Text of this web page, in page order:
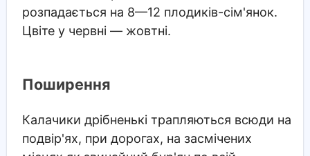
розпадається на 8—12 плодиків-сім'янок.
Цвіте у червні — жовтні.
Поширення
Калачики дрібненькі трапляються всюди на
подвір'ях, при дорогах, на засмічених